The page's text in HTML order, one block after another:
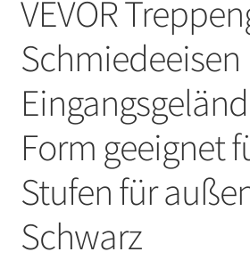
VEVOR
Schmiedeeisen
Form geeignet
Stufen für
Schwarz